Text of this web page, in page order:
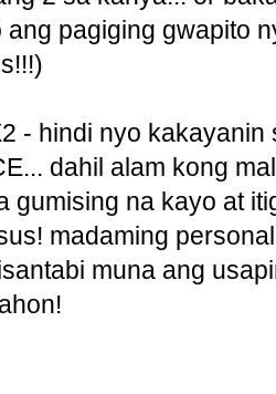
ang pagiging gwapito
- hindi nyo kakayanin
dahil alam kong
gumising na kayo at
madaming
muna ang